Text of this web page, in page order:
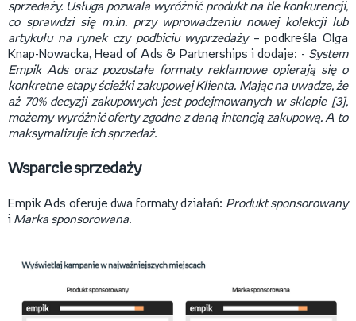
sprzedaży. Usługa pozwala wyróżnić produkt na tle konkurencji,
co sprawdzi się m.in. przy wprowadzeniu nowej kolekcji lub
artykułu na rynek czy podbiciu wyprzedaży– podkreśla Olga
Knap-Nowacka, Head of Ads & Partnerships i dodaje: - System
Empik Ads oraz pozostałe formaty reklamowe opierają się o
konkretne etapy ścieżki zakupowej Klienta. Mając na uwadze, że
aż 70% decyzji zakupowych jest podejmowanych w sklepie [3],
możemy wyróżnić oferty zgodne z daną intencją zakupową. A to
maksymalizuje ich sprzedaż.
Wsparcie sprzedaży
Empik Ads oferuje dwa formaty działań: Produkt sponsorowany
i Marka sponsorowana.